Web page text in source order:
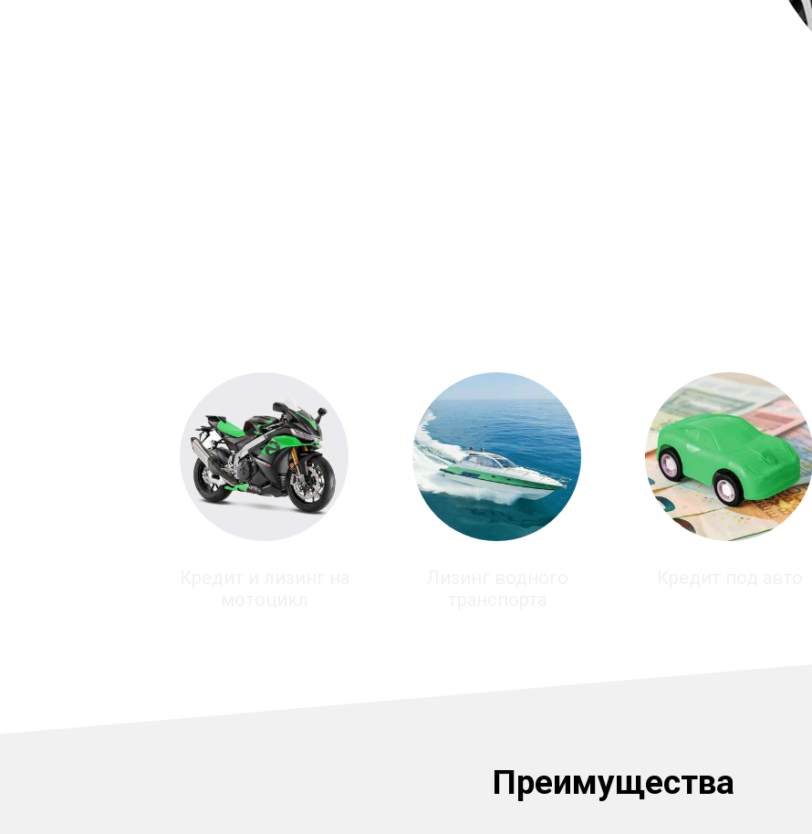
Преимущества